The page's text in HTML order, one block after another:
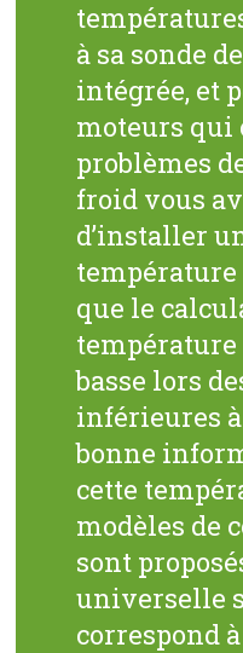
à sa sonde
intégrée, et
moteurs qui
problèmes
froid vous
d’installer
que le
basse lors
inférieures
bonne
cette
modèles de
sont
universelle
correspond